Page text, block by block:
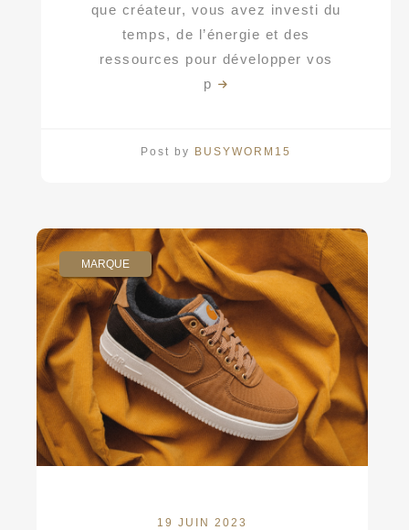
que créateur, vous avez investi du
temps, de l’énergie et des
ressources pour développer vos
p
Post by BUSYWORM15
MARQUE
19 JUIN 2023